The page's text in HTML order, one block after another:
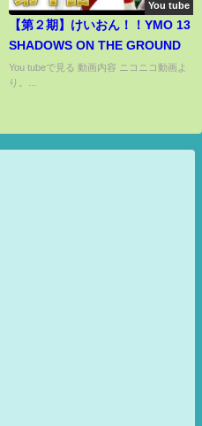
You tube
【第２期】けいおん！！YMO 13
SHADOWS ON THE GROUND
You tubeで見る 動画内容 ニコニコ動画よ
り。...